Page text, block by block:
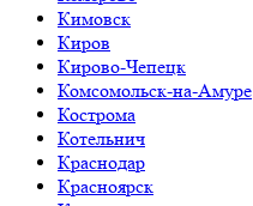
Кимовск
Киров
Кирово-Чепецк
Комсомольск-на-Амуре
Кострома
Котельнич
Краснодар
Красноярск